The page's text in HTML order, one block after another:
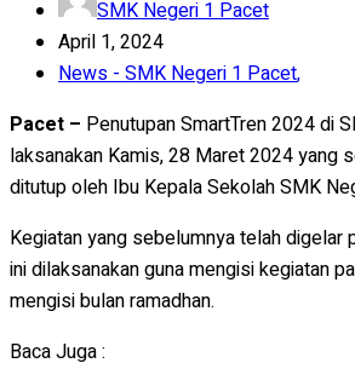
SMK Negeri 1 Pacet
April 1, 2024
News - SMK Negeri 1 Pacet,
Pacet – Penutupan SmartTren 2024 di
laksanakan Kamis, 28 Maret 2024 yang
ditutup oleh Ibu Kepala Sekolah SMK
Kegiatan yang sebelumnya telah digelar
ini dilaksanakan guna mengisi kegiatan
mengisi bulan ramadhan.
Baca Juga :